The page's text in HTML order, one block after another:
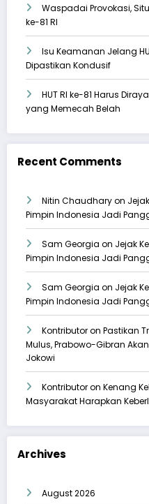
Waspadai Provokasi,
ke-81 RI
Isu Keamanan Jelang
Dipastikan Kondusif
HUT RI ke-81 Harus
yang Memecah Belah
Recent Comments
Nitin Chaudharyon
Pimpin Indonesia Jadi
Sam Georgia on Jejak
Pimpin Indonesia Jadi
Sam Georgia on Jejak
Pimpin Indonesia Jadi
Kontributoron Pastikan
Mulus, Prabowo-Gibran
Jokowi
Kontributoron Kenang
Masyarakat Harapkan
Archives
August 2026